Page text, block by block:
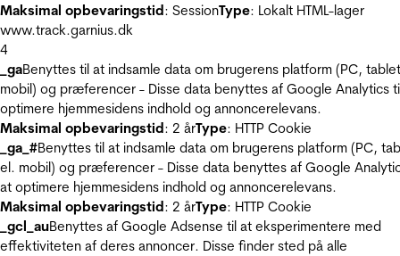
Maksimal opbevaringstid: SessionType: Lokalt HTML-lager
www.track.garnius.dk
4
_gaBenyttes til at indsamle data om brugerens platform (PC,
mobil) og præferencer - Disse data benyttes af Google Analytics
optimere hjemmesidens indhold og annoncerelevans.
Maksimal opbevaringstid: 2 årType: HTTP Cookie
_ga_#Benyttes til at indsamle data om brugerens platform (PC,
el. mobil) og præferencer - Disse data benyttes af Google
at optimere hjemmesidens indhold og annoncerelevans.
Maksimal opbevaringstid: 2 årType: HTTP Cookie
_gcl_auBenyttes af Google Adsense til at eksperimentere med
effektiviteten af deres annoncer. Disse finder sted på alle